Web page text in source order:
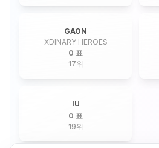
GAON
XDINARY HEROES
0 표
17위
IU
0 표
19위